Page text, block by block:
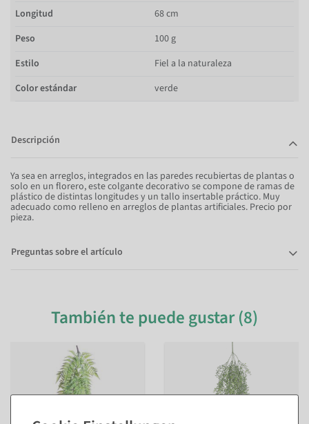
Longitud
68 cm
Peso
100 g
Estilo
Fiel a la naturaleza
Color estándar
verde
Descripción
Ya sea en arreglos, integrados en las paredes recubiertas de plantas o
solo en un florero, este colgante decorativo se compone de ramas de
plástico de distintas longitudes y un tallo insertable práctico. Muy
adecuado como relleno en arreglos de plantas artificiales. Precio por
pieza.
Preguntas sobre el artículo
También te puede gustar (8)